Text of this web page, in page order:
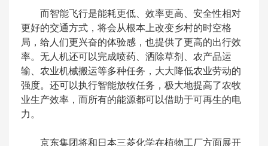
而智能飞行是能耗更低、效率更高、安全性相对
更好的交通方式，将会从根本上改变乡村的时空格
局，给人们更兴奋的体验感，也提供了更高的出行效
率。无人机还可以完成喷药、洒除草剂、农产品运
输、农业机械搬运等多种任务，大大降低农业劳动的
强度。还可以执行智能放牧任务，极大地提高了农牧
业生产效率，而所有的能源都可以借助于可再生的电
力。
京东集团将和日本三菱化学在植物工厂方面展开